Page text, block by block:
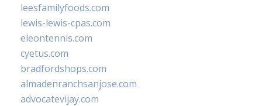
leesfamilyfoods.com
lewis-lewis-cpas.com
eleontennis.com
cyetus.com
bradfordshops.com
almadenranchsanjose.com
advocatevijay.com